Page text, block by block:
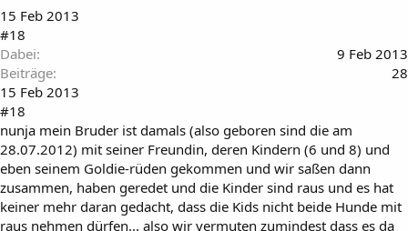
15 Feb 2013
#18
Dabei
9 Feb 2013
Beiträge
28
15 Feb 2013
#18
nunja mein Bruder ist damals (also geboren sind die am
28.07.2012) mit seiner Freundin, deren Kindern (6 und 8) und
eben seinem Goldie-rüden gekommen und wir saßen dann
zusammen, haben geredet und die Kinder sind raus und es hat
keiner mehr daran gedacht, dass die Kids nicht beide Hunde mit
raus nehmen dürfen... also wir vermuten zumindest dass es da